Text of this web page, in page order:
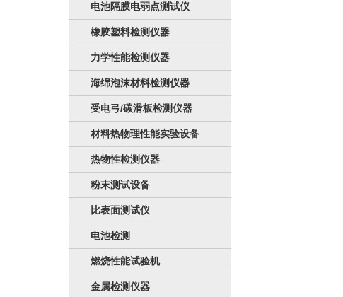
电池隔膜电弱点测试仪
橡胶塑料检测仪器
力学性能检测仪器
海绵泡沫材料检测仪器
受电弓/碳滑板检测仪器
材料热物理性能实验设备
热物性检测仪器
粉末测试设备
比表面测试仪
电池检测
燃烧性能试验机
金属检测仪器